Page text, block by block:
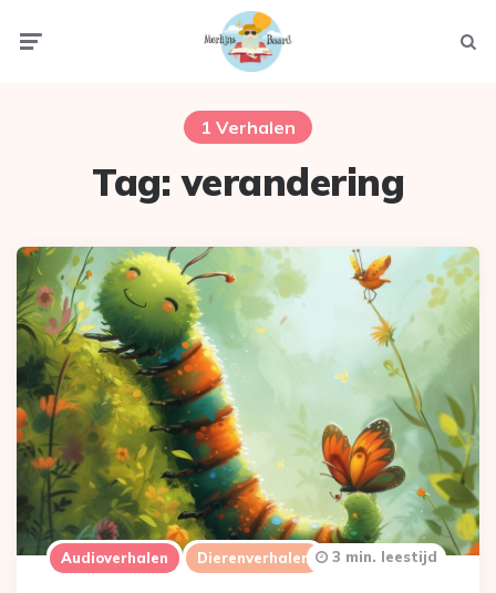
1 Verhalen
Tag:verandering
Audioverhalen Dierenverhalen 3 min. leestijd